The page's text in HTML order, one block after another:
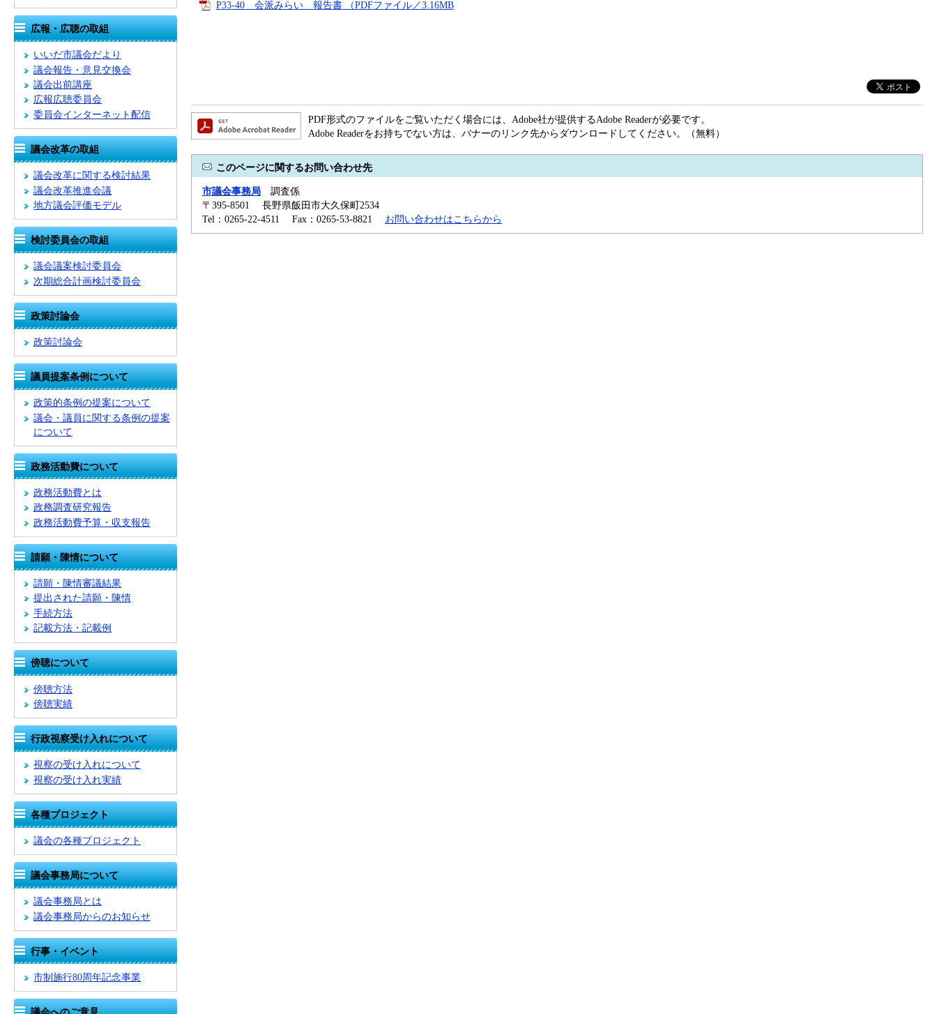
広報・広聴の取組
いいだ市議会だより
議会報告・意見交換会
議会出前講座
広報広聴委員会
委員会インターネット配信
議会改革の取組
議会改革に関する検討結果
議会改革推進会議
地方議会評価モデル
検討委員会の取組
議会議案検討委員会
次期総合計画検討委員会
政策討論会
政策討論会
議員提案条例について
政策的条例の提案について
議会・議員に関する条例の提案
について
政務活動費について
政務活動費とは
政務調査研究報告
政務活動費予算・収支報告
請願・陳情について
請願・陳情審議結果
提出された請願・陳情
手続方法
記載方法・記載例
傍聴について
傍聴方法
傍聴実績
行政視察受け入れについて
視察の受け入れについて
視察の受け入れ実績
各種プロジェクト
議会の各種プロジェクト
議会事務局について
議会事務局とは
議会事務局からのお知らせ
行事・イベント
市制施行80周年記念事業
P33-40 会派みらい 報告書 （PDFファイル／3.16MB
PDF形式のファイルをご覧いただく場合には、Adobe社が提供するAdobe Readerが必要です。
Adobe Readerをお持ちでない方は、バナーのリンク先からダウンロードしてください。（無料）
このページに関するお問い合わせ先
市議会事務局 調査係
〒395-8501 長野県飯田市大久保町2534
Tel：0265-22-4511 Fax：0265-53-8821 お問い合わせはこちらから